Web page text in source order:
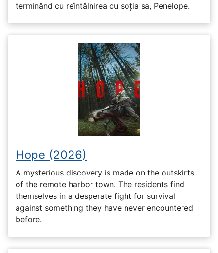
terminând cu reîntâlnirea cu soția sa, Penelope.
Hope (2026)
A mysterious discovery is made on the outskirts
of the remote harbor town. The residents find
themselves in a desperate fight for survival
against something they have never encountered
before.